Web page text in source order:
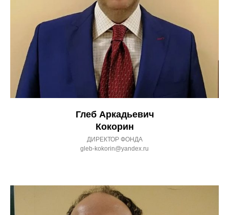
Глеб Аркадьевич
Кокорин
ДИРЕКТОР ФОНДА
gleb-kokorin@yandex.ru